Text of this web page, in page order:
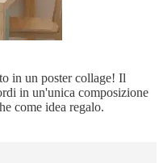
in un poster collage! Il
in un'unica composizione
come idea regalo.